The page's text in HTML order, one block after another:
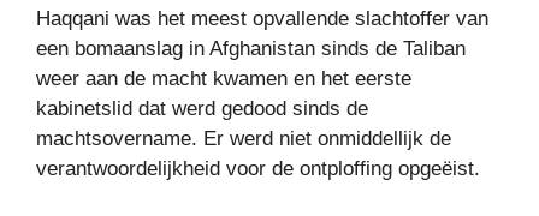
Haqqani was het meest opvallende slachtoffer van
een bomaanslag in Afghanistan sinds de Taliban
weer aan de macht kwamen en het eerste
kabinetslid dat werd gedood sinds de
machtsovername. Er werd niet onmiddellijk de
verantwoordelijkheid voor de ontploffing opgeëist.